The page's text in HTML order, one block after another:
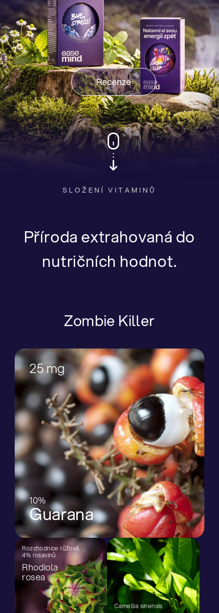
Recenze
SLOŽENÍ VITAMINŮ
Příroda extrahovaná do
nutričních hodnot.
Zombie Killer
25 mg
10%
Guarana
Rozchodnice růžová,
4% rosavinů
Rhodiola
rosea
Camellia sinensis